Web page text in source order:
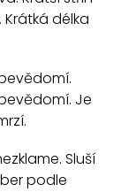
délka
Je
Sluší
podle